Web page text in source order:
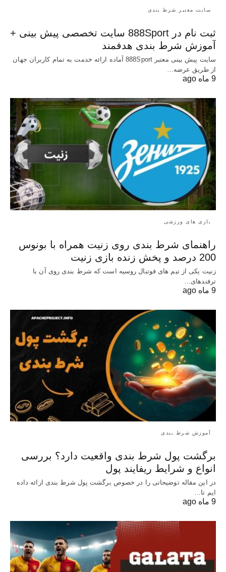
سایت معتبر شرط بندی
ثبت نام در 888Sport سایت تخصصی پیش بینی +
آموزش شرط بندی هدفمند
سایت پیش بینی معتبر 888Sport آماده ارائه خدمت به تمام کاربران جهان
از طریق عرضه…
9 ماه ago
بازی های ورزشی
راهنمای شرط بندی روی زنیت همراه با بونوس
200 درصد و پخش زنده بازی زنیت
زنیت یکی از تیم های فوتبال روسیه است که شرط بندی روی آن با
ترفندهای…
9 ماه ago
آموزش شرط بندی
برگشت پول شرط بندی واقعیت دارد؟ بررسی
انواع و شرایط ریفایند پول
در این مقاله توضیحاتی را در خصوص برگشت پول شرط بندی ارائه داده
ایم تا…
9 ماه ago